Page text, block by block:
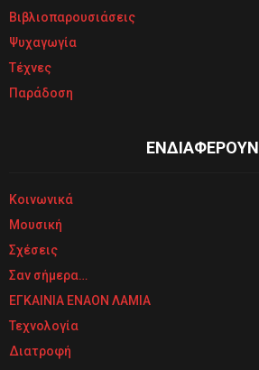
Βιβλιοπαρουσιάσεις
Ψυχαγωγία
Τέχνες
Παράδοση
ΕΝΔΙΑΦΕΡΟΥΝ
Κοινωνικά
Μουσική
Σχέσεις
Σαν σήμερα…
ΕΓΚΑΙΝΙΑ ΕΝΑΟΝ ΛΑΜΙΑ
Τεχνολογία
Διατροφή